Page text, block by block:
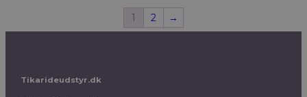
1 2 →
Tikarideudstyr.dk